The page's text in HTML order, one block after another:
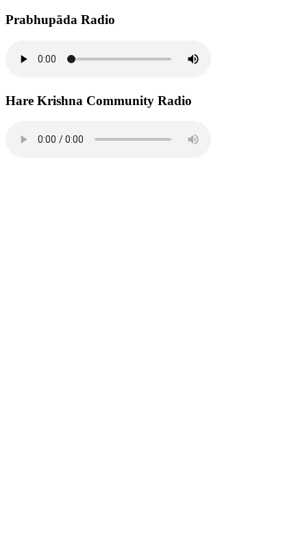
Prabhupāda Radio
Hare Krishna Community Radio